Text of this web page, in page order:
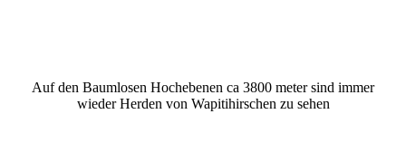
Auf den Baumlosen Hochebenen ca 3800 meter sind immer
wieder Herden von Wapitihirschen zu sehen